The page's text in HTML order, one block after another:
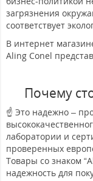
загрязнения
соответствует
В интернет
Aling Conel
Почему
☝ Это надежно –
лаборатории и
проверенных
Товары со знаком
надежность для